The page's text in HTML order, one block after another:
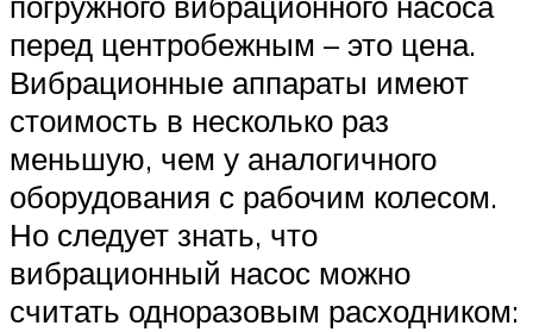
перед центробежным – это цена.
Вибрационные аппараты имеют
стоимость в несколько раз
меньшую, чем у аналогичного
оборудования с рабочим колесом.
Но следует знать, что
вибрационный насос можно
считать одноразовым расходником: